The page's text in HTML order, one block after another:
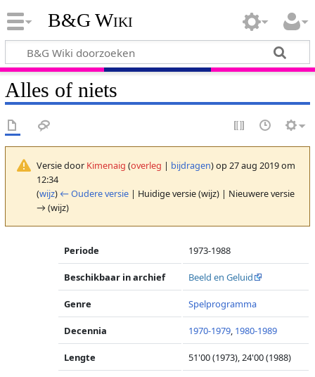
B&G Wiki
Alles of niets
Versie door Kimenaig (overleg | bijdragen)op 27 aug 2019 om
12:34
(wijz) ← Oudere versie| Huidige versie (wijz) | Nieuwere versie
→ (wijz)
Periode 1973-1988
Beschikbaar in archief Beeld en Geluid
Genre Spelprogramma
Decennia 1970-1979, 1980-1989
Lengte 51'00 (1973), 24'00 (1988)